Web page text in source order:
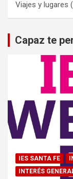
Viajes y lugares
Capaz te
IES SANTA FE
INTERÉS